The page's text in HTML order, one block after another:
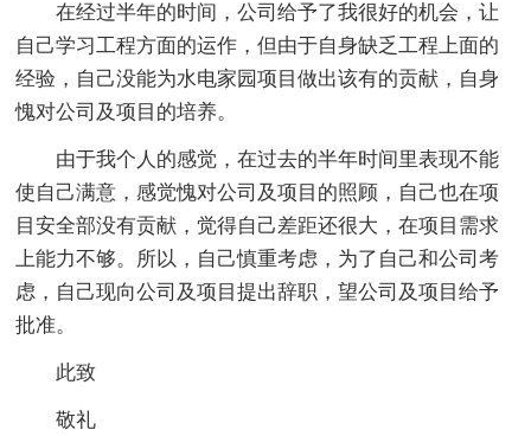
在经过半年的时间，公司给予了我很好的机会，让
自己学习工程方面的运作，但由于自身缺乏工程上面的
经验，自己没能为水电家园项目做出该有的贡献，自身
愧对公司及项目的培养。
由于我个人的感觉，在过去的半年时间里表现不能
使自己满意，感觉愧对公司及项目的照顾，自己也在项
目安全部没有贡献，觉得自己差距还很大，在项目需求
上能力不够。所以，自己慎重考虑，为了自己和公司考
虑，自己现向公司及项目提出辞职，望公司及项目给予
批准。
此致
敬礼